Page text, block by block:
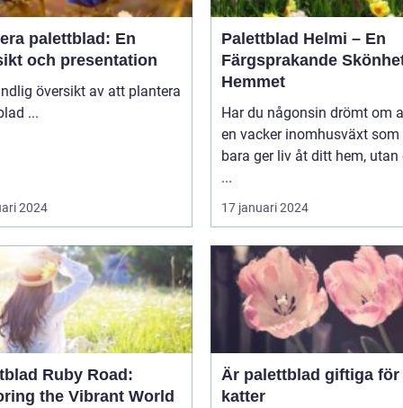
palettblad: En
och presentation
översikt av att plantera
palettblad ...
2024
Palettblad Helmi – En
Färgsprakande
Hemmet
Har du någonsin drömt om
en vacker inomhusväxt som
bara ger liv åt ditt hem, utan
...
17 januari 2024
Ruby Road:
the Vibrant World
Är palettblad giftiga för
katter